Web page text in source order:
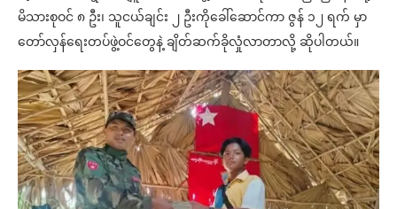
မိသားစုဝင် ၈ ဦး၊ သူငယ်ချင်း ၂ ဦးကိုခေါ်ဆောင်ကာ ဇွန် ၁၂ ရက် မှာ
တော်လှန်ရေးတပ်ဖွဲ့ဝင်တွေနဲ့ ချိတ်ဆက်ခိုလှုံလာတာလို့ ဆိုပါတယ်။